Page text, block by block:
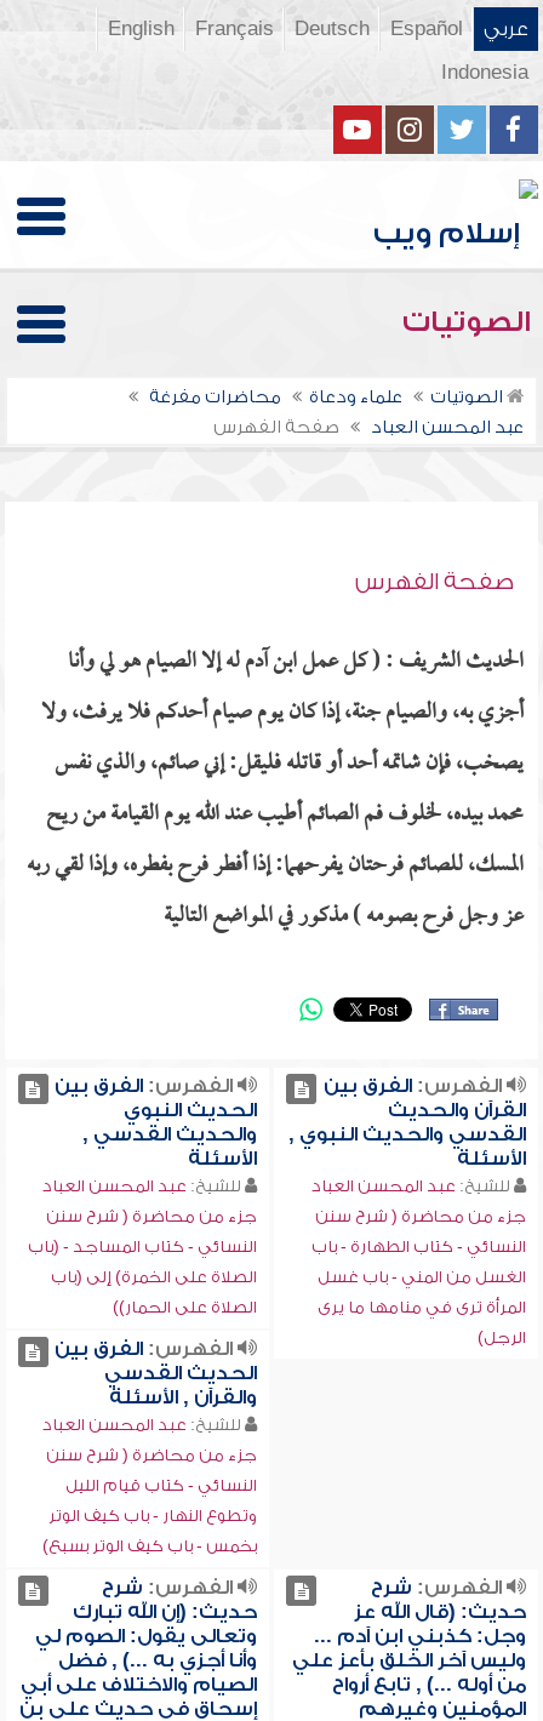
عربي Español
Deutsch
Français
English
Indonesia
الصوتيات
الصوتيات علماء ودعاة
محاضرات مفرغة
عبد المحسن العباد
صفحة الفهرس
صفحة الفهرس
الحديث الشريف : ( كل عمل ابن آدم له إلا الصيام هو لي وأنا
أجزي به، والصيام جنة، إذا كان يوم صيام أحدكم فلا يرفث، ولا
يصخب، فإن شاتمه أحد أو قاتله فليقل: إني صائم، والذي نفس
محمد بيده، لخلوف فم الصائم أطيب عند الله يوم القيامة من ريح
المسك، للصائم فرحتان يفرحهما: إذا أفطر فرح بفطره، وإذا لقي ربه
عز وجل فرح بصومه ) مذكور في المواضع التالية
الفهرس:الفرق بين
القرآن والحديث
القدسي والحديث النبوي ,
الأسئلة
للشيخ: عبد المحسن العباد
جزء من محاضرة ( شرح سنن
النسائي - كتاب الطهارة - باب
الغسل من المني - باب غسل
المرأة ترى في منامها ما يرى
الرجل)
الفهرس:الفرق بين
الحديث النبوي
والحديث القدسي ,
الأسئلة
للشيخ: عبد المحسن العباد
جزء من محاضرة ( شرح سنن
النسائي - كتاب المساجد - (باب
الصلاة على الخمرة) إلى (باب
الصلاة على الحمار))
الفهرس:الفرق بين
الحديث القدسي
والقرآن , الأسئلة
للشيخ: عبد المحسن العباد
جزء من محاضرة ( شرح سنن
النسائي - كتاب قيام الليل
وتطوع النهار - باب كيف الوتر
بخمس - باب كيف الوتر بسبع)
الفهرس: شرح
حديث: (قال الله عز
وجل: كذبني ابن آدم ...
وليس آخر الخلق بأعز علي
من أوله ...) , تابع أرواح
المؤمنين وغيرهم
الفهرس: شرح
حديث: (إن الله تبارك
وتعالى يقول: الصوم لي
وأنا أجزي به ...) , فضل
الصيام والاختلاف على أبي
إسحاق في حديث علي بن